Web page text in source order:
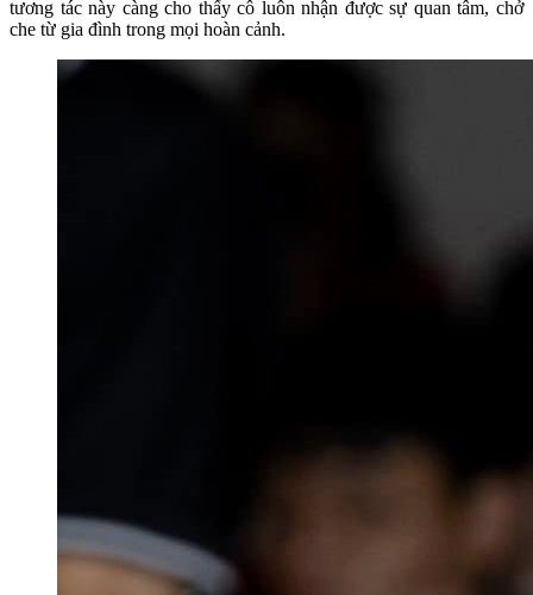
tương tác này càng cho thấy cô luôn nhận được sự quan tâm, chở
che từ gia đình trong mọi hoàn cảnh.